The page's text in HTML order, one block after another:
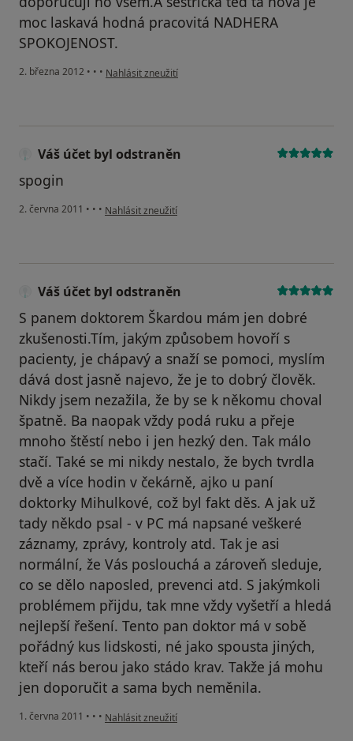
moc laskavá hodná pracovitá NADHERA
SPOKOJENOST.
2. března 2012 • • • podle názoru uživatele Váš účet byl odstraněn
Nahlásit zneužití
Váš účet byl odstraněn
spogin
2. června 2011 • • • podle názoru uživatele Váš účet byl odstraněn
Nahlásit zneužití
Váš účet byl odstraněn
S panem doktorem Škardou mám jen dobré
zkušenosti.Tím, jakým způsobem hovoří s
pacienty, je chápavý a snaží se pomoci, myslím
dává dost jasně najevo, že je to dobrý člověk.
Nikdy jsem nezažila, že by se k někomu choval
špatně. Ba naopak vždy podá ruku a přeje
mnoho štěstí nebo i jen hezký den. Tak málo
stačí. Také se mi nikdy nestalo, že bych tvrdla
dvě a více hodin v čekárně, ajko u paní
doktorky Mihulkové, což byl fakt děs. A jak už
tady někdo psal - v PC má napsané veškeré
záznamy, zprávy, kontroly atd. Tak je asi
normální, že Vás poslouchá a zároveň sleduje,
co se dělo naposled, prevenci atd. S jakýmkoli
problémem přijdu, tak mne vždy vyšetří a hledá
nejlepší řešení. Tento pan doktor má v sobě
pořádný kus lidskosti, né jako spousta jiných,
kteří nás berou jako stádo krav. Takže já mohu
jen doporučit a sama bych neměnila.
1. června 2011 • • • podle názoru uživatele Váš účet byl odstraněn
Nahlásit zneužití